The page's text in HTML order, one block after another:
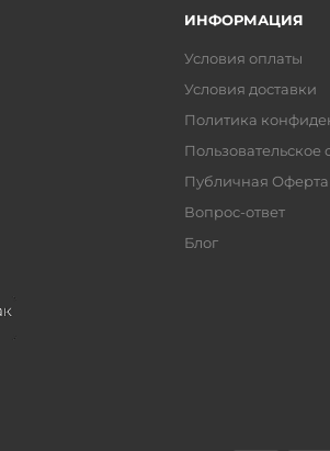
ИНФОРМАЦИЯ
Условия оплаты
Условия доставки
Политика
Пользовательское
Публичная Оферта
Вопрос-ответ
Блог